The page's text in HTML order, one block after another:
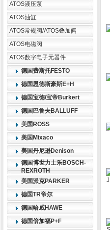
ATOS液压泵
ATOS油缸
ATOS常规阀/ATOS叠加阀
ATOS电磁阀
ATOS数字电子元器件
德国费斯托FESTO
德国恩德斯豪斯E+H
德国宝德/宝帝Burkert
德国巴鲁夫BALLUFF
美国ROSS
美国Mixaco
美国丹尼逊Denison
德国博世力士乐BOSCH-
REXROTH
美国派克PARKER
德国TR帝尔
德国哈威HAWE
德国倍加福P+F